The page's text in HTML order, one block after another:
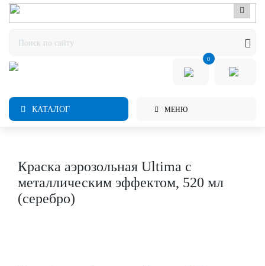
0
КАТАЛОГ МЕНЮ
Краска аэрозольная Ultima с
металлическим эффектом, 520 мл
(серебро)